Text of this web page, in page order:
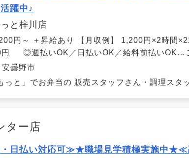
躍中♪
と梓川店
円～ ＋昇給あり 【月収例】 1,200円×2時間
◎週払いOK／日払いOK／給料前払いOK…
曇野市
っと」でお弁当の 販売スタッフさん・調理スタ
ター店
日払い対応可≫★職場見学積極実施中